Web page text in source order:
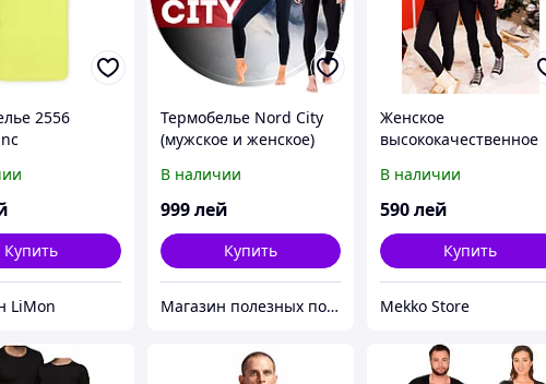
2556
Купить
LiMon
Термобелье Nord City
(мужское и женское)
В наличии
999лей
Купить
Магазин полезных покупок "Goodbuy"
Женское
высококачественное
кофта и подштанники
начесом, серия он и
В наличии
590лей
Купить
Mekko Store